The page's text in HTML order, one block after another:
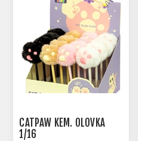
CATPAW KEM. OLOVKA
1/16